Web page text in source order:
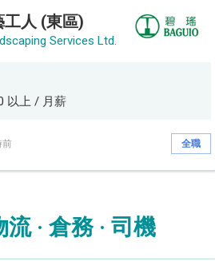
人 (東區)
Services Ltd.
以上 / 月薪
前 全職
流 · 倉務 · 司機